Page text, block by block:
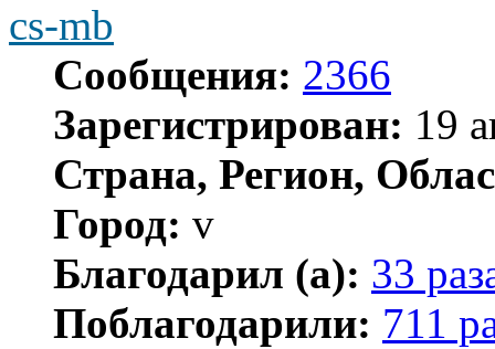
cs-mb
Сообщения: 2366
Зарегистрирован: 19
Страна, Регион,
Город: v
Благодарил (а): 33
Поблагодарили: 711